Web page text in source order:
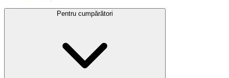
Pentru cumpărători